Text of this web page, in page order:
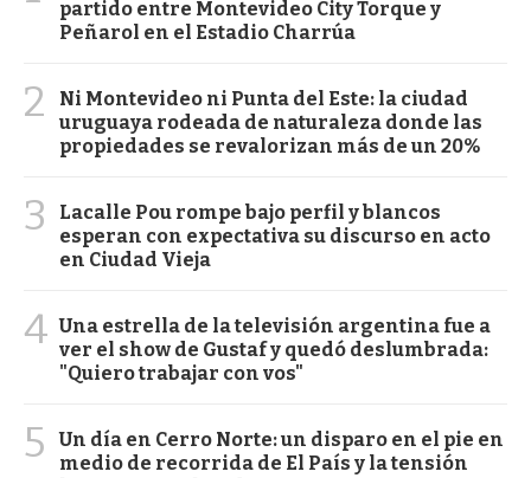
partido entre Montevideo City Torque y
Peñarol en el Estadio Charrúa
2
Ni Montevideo ni Punta del Este: la ciudad
uruguaya rodeada de naturaleza donde las
propiedades se revalorizan más de un 20%
3
Lacalle Pou rompe bajo perfil y blancos
esperan con expectativa su discurso en acto
en Ciudad Vieja
4 Una estrella de la televisión argentina fue a
ver el show de Gustaf y quedó deslumbrada:
"Quiero trabajar con vos"
5
Un día en Cerro Norte: un disparo en el pie en
medio de recorrida de El País y la tensión